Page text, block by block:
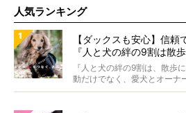
人気ランキング
【ダックスも安心】信
『人と犬の絆の9割は散
WOLFGANG MAN＆
『人と犬の絆の9割は、散歩
動だけでなく、愛犬とオーナ
あ...